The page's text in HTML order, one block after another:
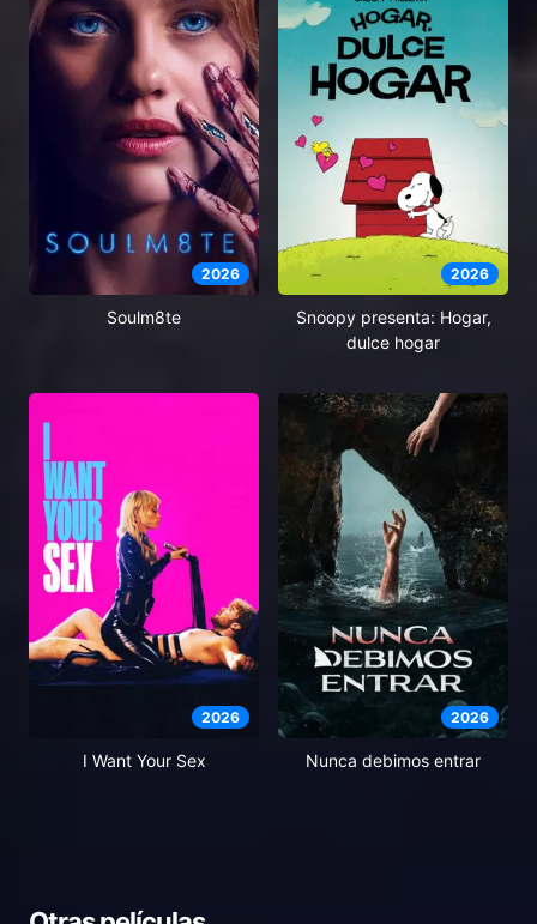
2026
Soulm8te
2026
Snoopy presenta: Hogar,
dulce hogar
2026
I Want Your Sex
2026
Nunca debimos entrar